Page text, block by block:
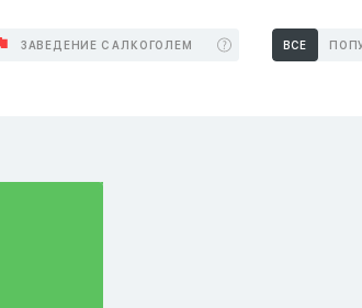
ЗАВЕДЕНИЕ С АЛКОГОЛЕМ ВСЕ